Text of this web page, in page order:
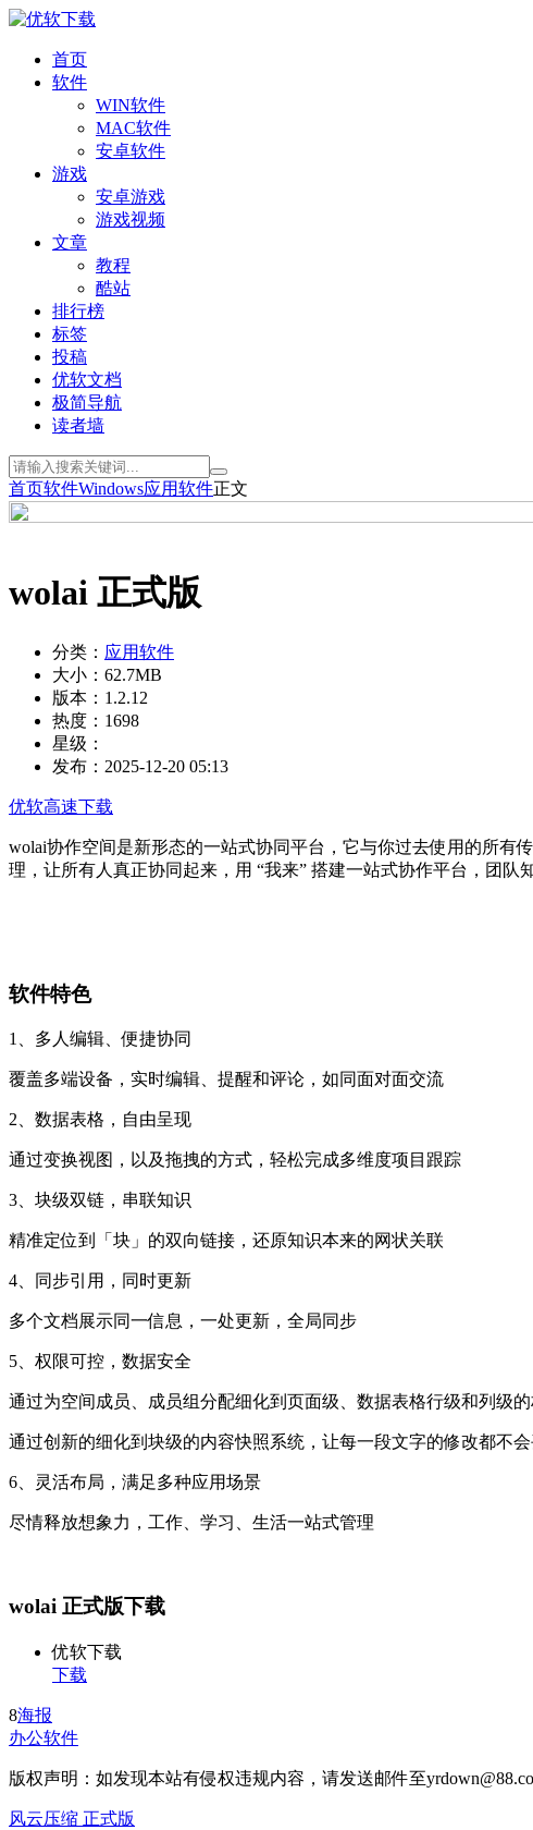
首页
软件
WIN软件
MAC软件
安卓软件
游戏
安卓游戏
游戏视频
文章
教程
酷站
排行榜
标签
投稿
优软文档
极简导航
读者墙
首页软件Windows应用软件正文
wolai 正式版
分类： 应用软件
大小： 62.7MB
版本： 1.2.12
热度： 1698
星级：
发布： 2025-12-20 05:13
优软高速下载
wolai协作空间是新形态的一站式协同平台，它与你过去使用的所有
理，让所有人真正协同起来，用 “我来” 搭建一站式协作平台，团
软件特色
1、多人编辑、便捷协同
覆盖多端设备，实时编辑、提醒和评论，如同面对面交流
2、数据表格，自由呈现
通过变换视图，以及拖拽的方式，轻松完成多维度项目跟踪
3、块级双链，串联知识
精准定位到「块」的双向链接，还原知识本来的网状关联
4、同步引用，同时更新
多个文档展示同一信息，一处更新，全局同步
5、权限可控，数据安全
通过为空间成员、成员组分配细化到页面级、数据表格行级和列级的
通过创新的细化到块级的内容快照系统，让每一段文字的修改都不
6、灵活布局，满足多种应用场景
尽情释放想象力，工作、学习、生活一站式管理
wolai 正式版下载
优软下载
下载
8海报
办公软件
版权声明：如发现本站有侵权违规内容，请发送邮件至
风云压缩 正式版